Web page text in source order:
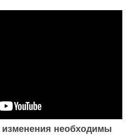
изменения необходимы